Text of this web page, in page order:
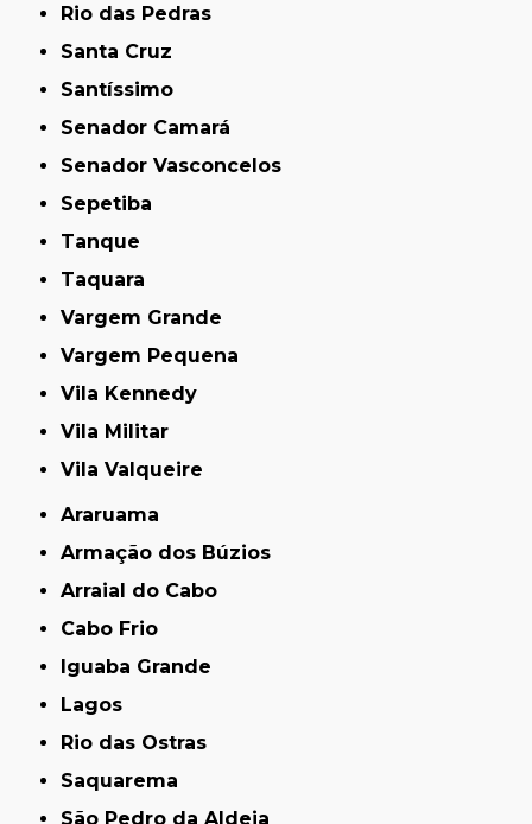
Rio das Pedras
Santa Cruz
Santíssimo
Senador Camará
Senador Vasconcelos
Sepetiba
Tanque
Taquara
Vargem Grande
Vargem Pequena
Vila Kennedy
Vila Militar
Vila Valqueire
Araruama
Armação dos Búzios
Arraial do Cabo
Cabo Frio
Iguaba Grande
Lagos
Rio das Ostras
Saquarema
São Pedro da Aldeia